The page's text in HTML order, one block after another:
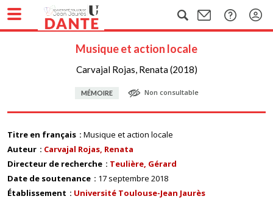
Musique et action locale
Carvajal Rojas, Renata (2018)
MÉMOIRE Non consultable
Titre en français
Musique et action locale
Auteur
Carvajal Rojas, Renata
Directeur de recherche
Teulière, Gérard
Date de soutenance
17 septembre 2018
Établissement
Université Toulouse-Jean Jaurès